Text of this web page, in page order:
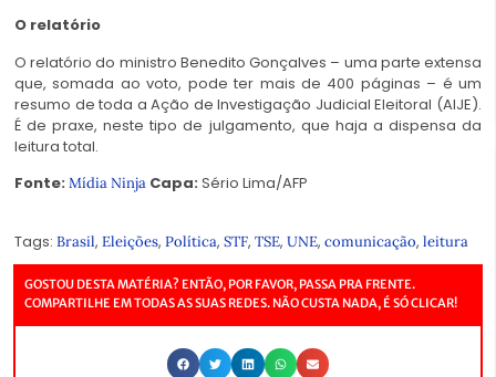
O relatório
O relatório do ministro Benedito Gonçalves – uma parte extensa
que, somada ao voto, pode ter mais de 400 páginas – é um
resumo de toda a Ação de Investigação Judicial Eleitoral (AIJE).
É de praxe, neste tipo de julgamento, que haja a dispensa da
leitura total.
Fonte: Mídia Ninja Capa: Sério Lima/AFP
Tags: Brasil, Eleições, Política, STF, TSE, UNE, comunicação, leitura
GOSTOU DESTA MATÉRIA? ENTÃO, POR FAVOR, PASSA PRA FRENTE.
COMPARTILHE EM TODAS AS SUAS REDES. NÃO CUSTA NADA, É SÓ CLICAR!